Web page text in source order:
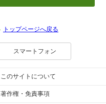
トップページへ戻る
スマートフォン
このサイトについて
著作権・免責事項